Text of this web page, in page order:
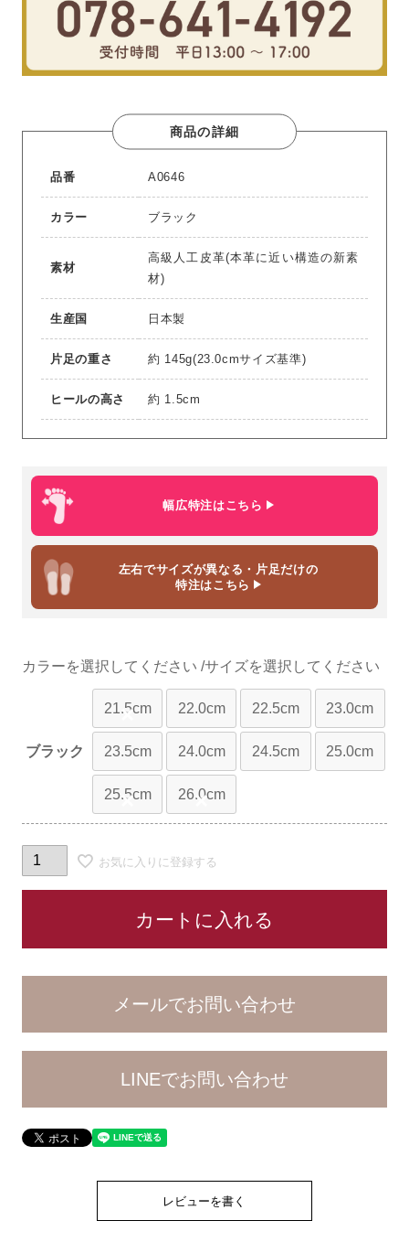
カラー サイズ
ブラック
21.5cm
× 22.0cm 22.5cm 23.0cm
23.5cm 24.0cm 24.5cm 25.0cm
25.5cm
× 26.0cm
×
お気に入りに登録する
カートに入れる
LINEでお問い合わせ
商品の詳細
品番 A0646
カラー ブラック
素材
高級人工皮革(本革に近い構造の新素
材)
生産国 日本製
片足の重さ 約 145g(23.0cmサイズ基準)
ヒールの高さ 約 1.5cm
幅広特注はこちら
左右でサイズが異なる・片足だけの
特注はこちら
レビューを書く